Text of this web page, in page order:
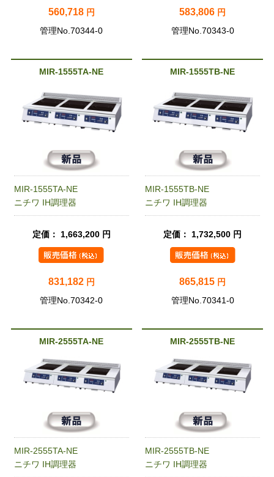
560,718 円
管理No.70344-0
583,806 円
管理No.70343-0
MIR-1555TA-NE
MIR-1555TA-NE
ニチワ IH調理器
定価： 1,663,200 円
831,182 円
管理No.70342-0
MIR-1555TB-NE
MIR-1555TB-NE
ニチワ IH調理器
定価： 1,732,500 円
865,815 円
管理No.70341-0
MIR-2555TA-NE
MIR-2555TA-NE
ニチワ IH調理器
MIR-2555TB-NE
MIR-2555TB-NE
ニチワ IH調理器